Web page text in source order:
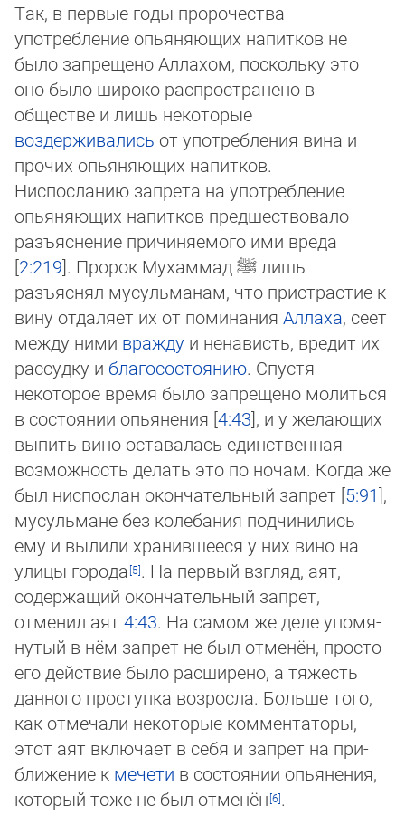
Так, в первые годы пророчества
употребление опьяняющих напитков не
было запрещено Аллахом, поскольку это
оно было широко распространено в
обществе и лишь некоторые
воздерживались от употребления вина и
прочих опьяняющих на­пит­ков.
Ниспосланию запрета на употребление
опьяняющих на­пит­ков предшествовало
разъяснение причиняемого ими вре­да
[2:219]. Пророк Мухаммадﷺлишь
разъяснял мусульманам, что пристрастие к
вину отдаляет их от поминания Ал­ла­ха, сеет
между ними вражду и ненависть, вредит их
рассудку и благосостоянию. Спустя
некоторое время было запре­ще­но молиться
в состоянии опьянения [4:43], и у желающих
выпить вино оставалась единственная
возможность делать это по но­чам. Когда же
был ниспослан окончательный запрет [5:91],
мусульмане без колебания подчинились
ему и вылили хра­нив­ше­еся у них ви­но на
улицы го­ро­да
. На первый взгляд, аят,
содержащий окончательный запрет,
отменил аят 4:43. На са­мом же де­ле упо­мя­
нутый в нём запрет не был отменён, просто
его действие было расширено, а тяжесть
данного проступ­ка воз­рос­ла. Боль­ше то­го,
как отмечали некоторые комментаторы,
этот аят включает в себя и запрет на при­
бли­же­ние к мечети в сос­тоя­нии опья­не­ния,
который тоже не был отменён
.